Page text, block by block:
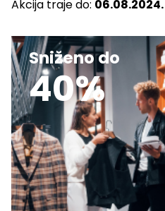
Akcija traje do: 06.08.2024.
Sniženo do
40%